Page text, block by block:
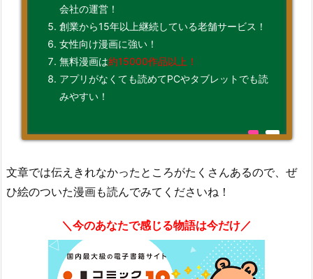
会社の運営！
創業から15年以上継続している老舗サービス！
女性向け漫画に強い！
無料漫画は約15000作品以上！
アプリがなくても読めてPCやタブレットでも読
みやすい！
文章では伝えきれなかったところがたくさんあるので、ぜ
ひ絵のついた漫画も読んでみてくださいね！
＼今のあなたで感じる物語は今だけ／